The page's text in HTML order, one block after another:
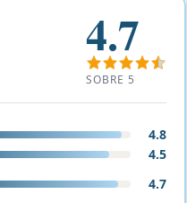
4.7
SOBRE 5
4.8
4.5
4.7